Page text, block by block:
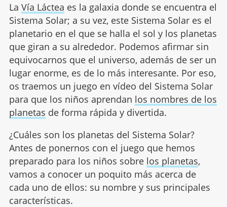
La Vía Láctea es la galaxia donde se encuentra el
Sistema Solar; a su vez, este Sistema Solar es el
planetario en el que se halla el sol y los planetas
que giran a su alrededor. Podemos afirmar sin
equivocarnos que el universo, además de ser un
lugar enorme, es de lo más interesante. Por eso,
os traemos un juego en vídeo del Sistema Solar
para que los niños aprendan los nombres de los
planetas de forma rápida y divertida.
¿Cuáles son los planetas del Sistema Solar?
Antes de ponernos con el juego que hemos
preparado para los niños sobre los planetas,
vamos a conocer un poquito más acerca de
cada uno de ellos: su nombre y sus principales
características.